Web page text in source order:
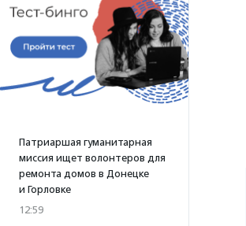
Патриаршая гуманитарная
миссия ищет волонтеров для
ремонта домов в Донецке
и Горловке
12:59